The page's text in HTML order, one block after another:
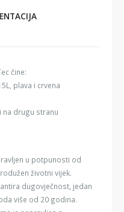
čine:
plava i crvena
na drugu stranu
u potpunosti od
životni vijek.
dugovječnost, jedan
više od 20 godina.